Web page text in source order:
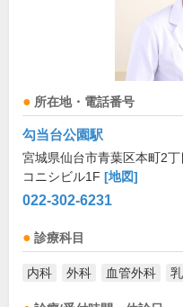
所在地・電話番号
勾当台公園駅
宮城県仙台市青葉区本町2丁
コニシビル1F [地図]
022-302-6231
診療科目
内科 外科 血管外科